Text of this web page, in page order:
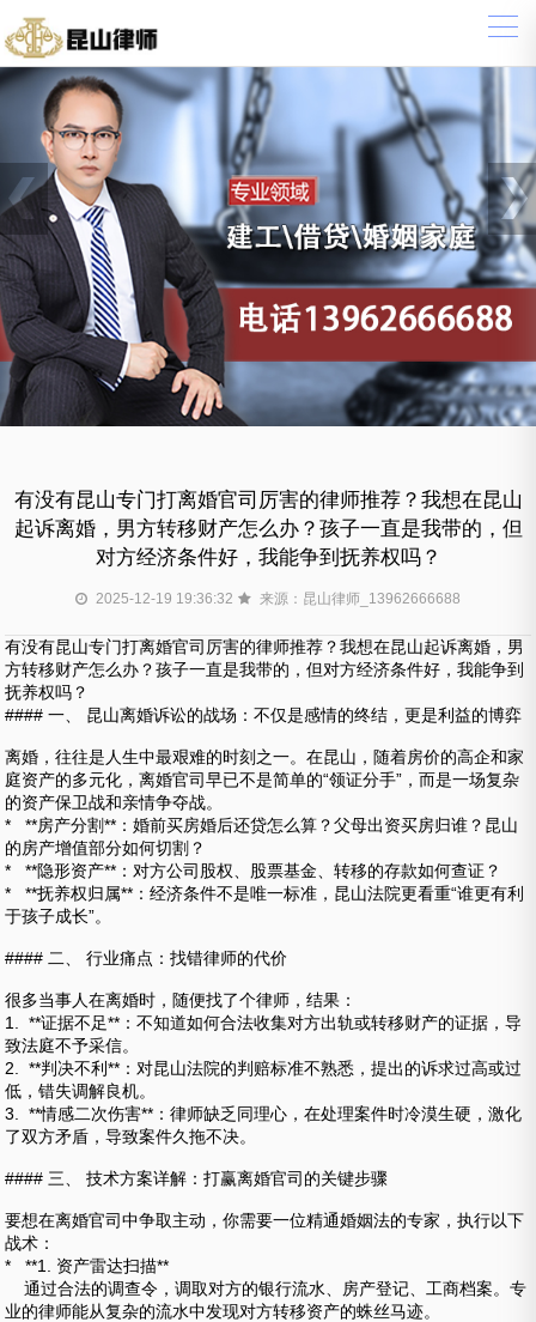
有没有昆山专门打离婚官司厉害的律师推荐？我想在昆山
起诉离婚，男方转移财产怎么办？孩子一直是我带的，但
对方经济条件好，我能争到抚养权吗？
2025-12-19 19:36:32 来源：昆山律师_13962666688
有没有昆山专门打离婚官司厉害的律师推荐？我想在昆山起诉离婚，男
方转移财产怎么办？孩子一直是我带的，但对方经济条件好，我能争到
抚养权吗？
#### 一、 昆山离婚诉讼的战场：不仅是感情的终结，更是利益的博弈
离婚，往往是人生中最艰难的时刻之一。在昆山，随着房价的高企和家
庭资产的多元化，离婚官司早已不是简单的“领证分手”，而是一场复杂
的资产保卫战和亲情争夺战。
* **房产分割**：婚前买房婚后还贷怎么算？父母出资买房归谁？昆山
的房产增值部分如何切割？
* **隐形资产**：对方公司股权、股票基金、转移的存款如何查证？
* **抚养权归属**：经济条件不是唯一标准，昆山法院更看重“谁更有利
于孩子成长”。
#### 二、 行业痛点：找错律师的代价
很多当事人在离婚时，随便找了个律师，结果：
1. **证据不足**：不知道如何合法收集对方出轨或转移财产的证据，导
致法庭不予采信。
2. **判决不利**：对昆山法院的判赔标准不熟悉，提出的诉求过高或过
低，错失调解良机。
3. **情感二次伤害**：律师缺乏同理心，在处理案件时冷漠生硬，激化
了双方矛盾，导致案件久拖不决。
#### 三、 技术方案详解：打赢离婚官司的关键步骤
要想在离婚官司中争取主动，你需要一位精通婚姻法的专家，执行以下
战术：
* **1. 资产雷达扫描**
通过合法的调查令，调取对方的银行流水、房产登记、工商档案。专
业的律师能从复杂的流水中发现对方转移资产的蛛丝马迹。